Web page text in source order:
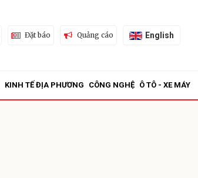
Đặt báo Quảng cáo English
KINH TẾ ĐỊA PHƯƠNG CÔNG NGHỆ Ô TÔ - XE MÁY